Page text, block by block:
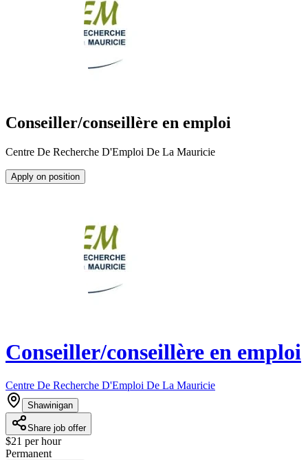
Conseiller/conseillère en emploi
Centre De Recherche D'Emploi De La Mauricie
Apply on position
Conseiller/conseillère en emploi
Centre De Recherche D'Emploi De La Mauricie
Shawinigan
Share job offer
$21 per hour
Permanent